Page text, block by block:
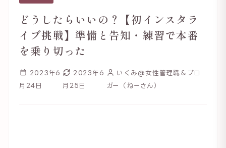
どうしたらいいの？【初インスタラ
イブ挑戦】準備と告知・練習で本番
を乗り切った
2023年6
月24日
2023年6
月25日
いくみ@女性管理職＆ブロ
ガー（ねーさん）